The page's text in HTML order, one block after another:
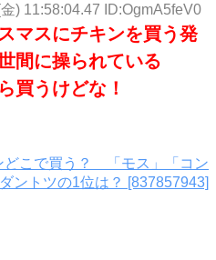
) 11:58:04.47 ID:OgmA5feV0
マスにチキンを買う発
間に操られている
買うけどな！
どこで買う？ 「モス」「コン
ントツの1位は？ [837857943]